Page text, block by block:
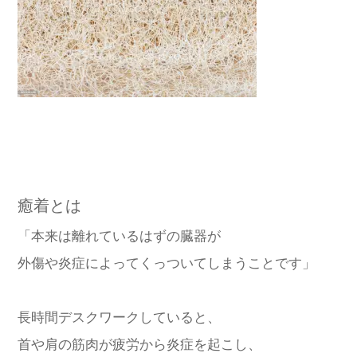
癒着とは
「本来は離れているはずの臓器が
外傷や炎症によってくっついてしまうことです」
長時間デスクワークしていると、
首や肩の筋肉が疲労から炎症を起こし、